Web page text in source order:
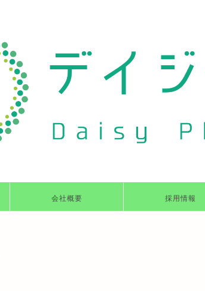
会社概要 採用情報